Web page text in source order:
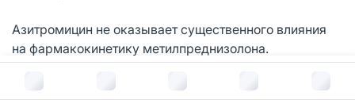
В корзину за
Азитромицин не оказывает существенного влияния
на фармакокинетику метилпреднизолона.
Нелфинавир